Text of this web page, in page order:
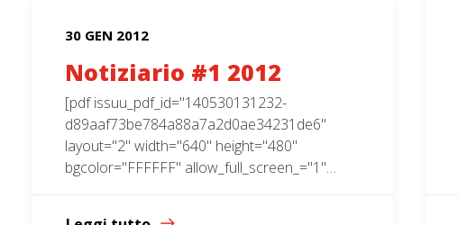
30 GEN 2012
Notiziario #1 2012
[pdf issuu_pdf_id="140530131232-
d89aaf73be784a88a7a2d0ae34231de6"
layout="2" width="640" height="480"
bgcolor="FFFFFF" allow_full_screen_="1"…